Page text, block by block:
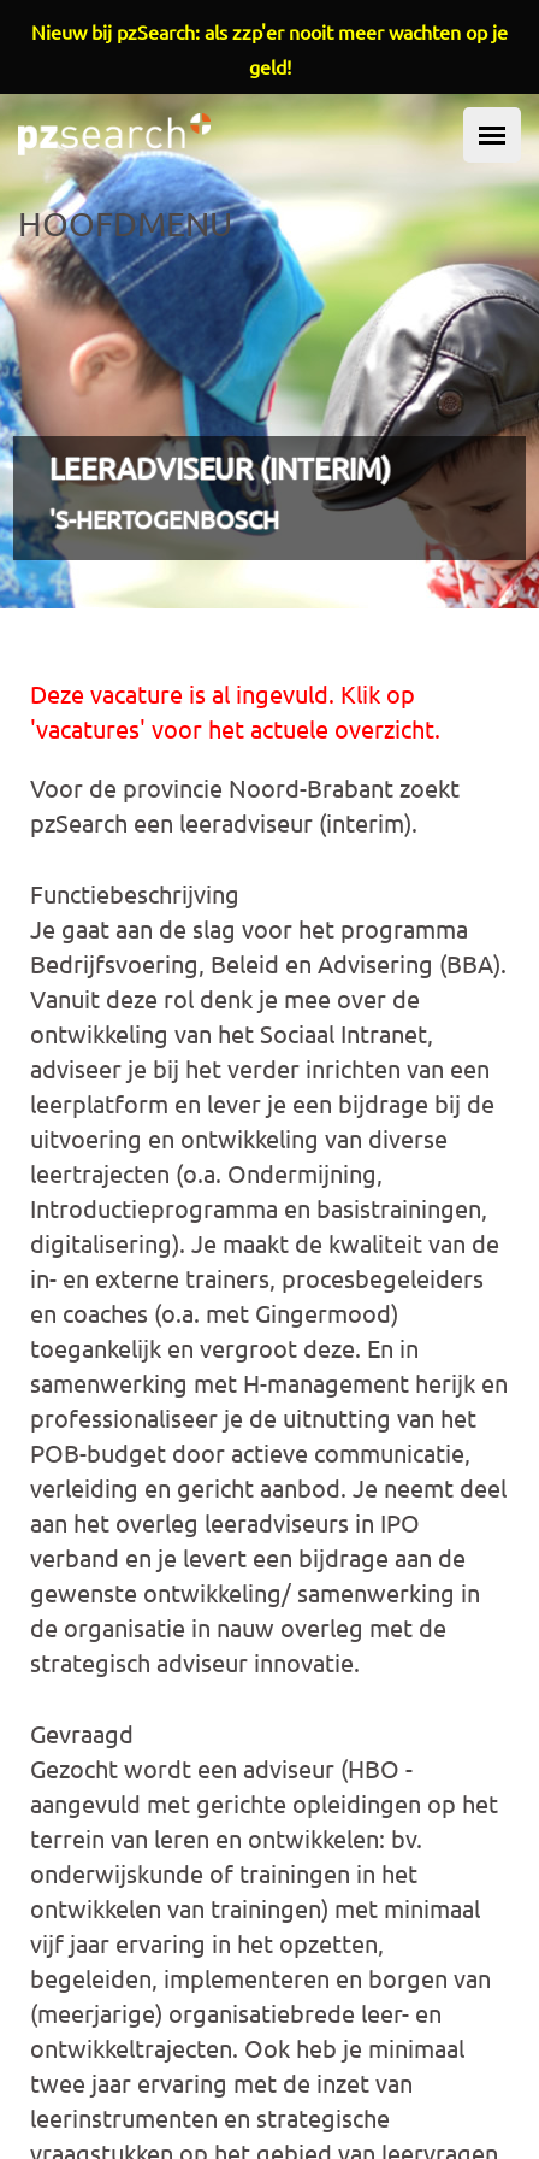
Overslaan en naar de inhoud gaan
HOOFDMENU
LEERADVISEUR (INTERIM)
'S-HERTOGENBOSCH
Deze vacature is al ingevuld. Klik op
'vacatures' voor het actuele overzicht.
Voor de provincie Noord-Brabant zoekt
pzSearch een leeradviseur (interim).
Functiebeschrijving
Je gaat aan de slag voor het programma
Bedrijfsvoering, Beleid en Advisering (BBA).
Vanuit deze rol denk je mee over de
ontwikkeling van het Sociaal Intranet,
adviseer je bij het verder inrichten van een
leerplatform en lever je een bijdrage bij de
uitvoering en ontwikkeling van diverse
leertrajecten (o.a. Ondermijning,
Introductieprogramma en basistrainingen,
digitalisering). Je maakt de kwaliteit van de
in- en externe trainers, procesbegeleiders
en coaches (o.a. met Gingermood)
toegankelijk en vergroot deze. En in
samenwerking met H-management herijk en
professionaliseer je de uitnutting van het
POB-budget door actieve communicatie,
verleiding en gericht aanbod. Je neemt deel
aan het overleg leeradviseurs in IPO
verband en je levert een bijdrage aan de
gewenste ontwikkeling/ samenwerking in
de organisatie in nauw overleg met de
strategisch adviseur innovatie.
Gevraagd
Gezocht wordt een adviseur (HBO -
aangevuld met gerichte opleidingen op het
terrein van leren en ontwikkelen: bv.
onderwijskunde of trainingen in het
ontwikkelen van trainingen) met minimaal
vijf jaar ervaring in het opzetten,
begeleiden, implementeren en borgen van
(meerjarige) organisatiebrede leer- en
ontwikkeltrajecten. Ook heb je minimaal
twee jaar ervaring met de inzet van
leerinstrumenten en strategische
vraagstukken op het gebied van leervragen.
Nieuw bij pzSearch: als zzp'er nooit meer wachten op je
geld!